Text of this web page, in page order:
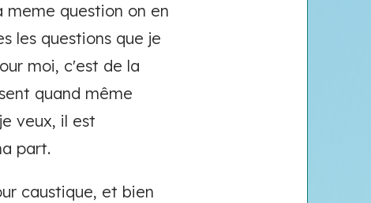
meme question on en
les questions que je
moi, c'est de la
quand même
veux, il est
part.
caustique, et bien